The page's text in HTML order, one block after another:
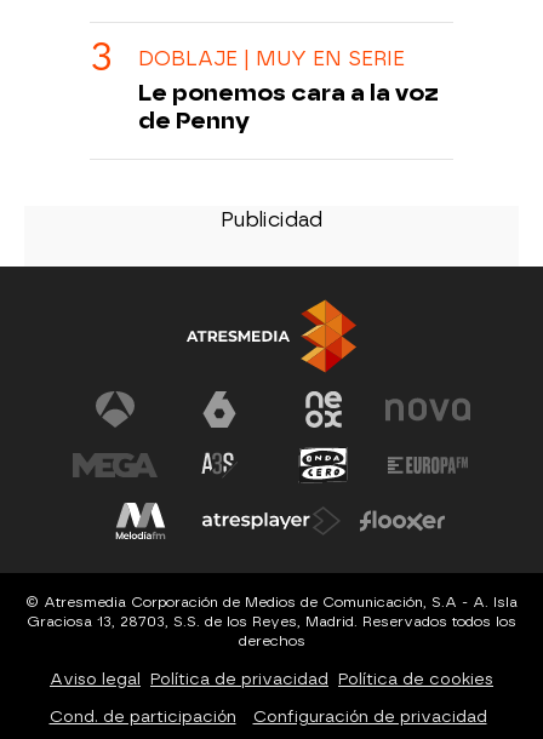
DOBLAJE | MUY EN SERIE
Le ponemos cara a la voz
de Penny
© Atresmedia Corporación de Medios de Comunicación, S.A - A. Isla
Graciosa 13, 28703, S.S. de los Reyes, Madrid. Reservados todos los
derechos
Aviso legal Política de privacidad Política de cookies
Cond. de participación Configuración de privacidad